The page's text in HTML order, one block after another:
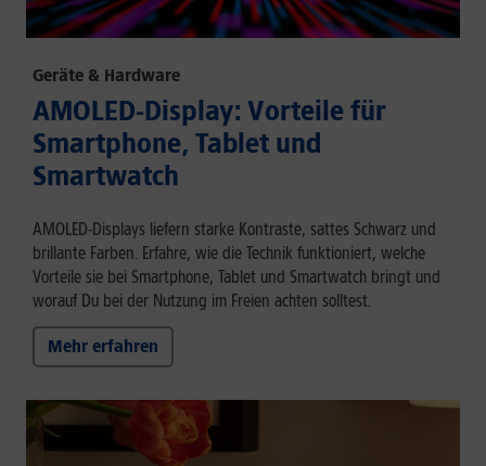
Geräte & Hardware
AMOLED-Display: Vorteile für
Smartphone, Tablet und
Smartwatch
AMOLED-Displays liefern starke Kontraste, sattes Schwarz und
brillante Farben. Erfahre, wie die Technik funktioniert, welche
Vorteile sie bei Smartphone, Tablet und Smartwatch bringt und
worauf Du bei der Nutzung im Freien achten solltest.
Mehr erfahren